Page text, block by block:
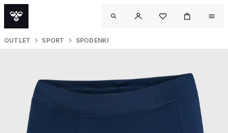
OUTLET SPORT SPODENKI